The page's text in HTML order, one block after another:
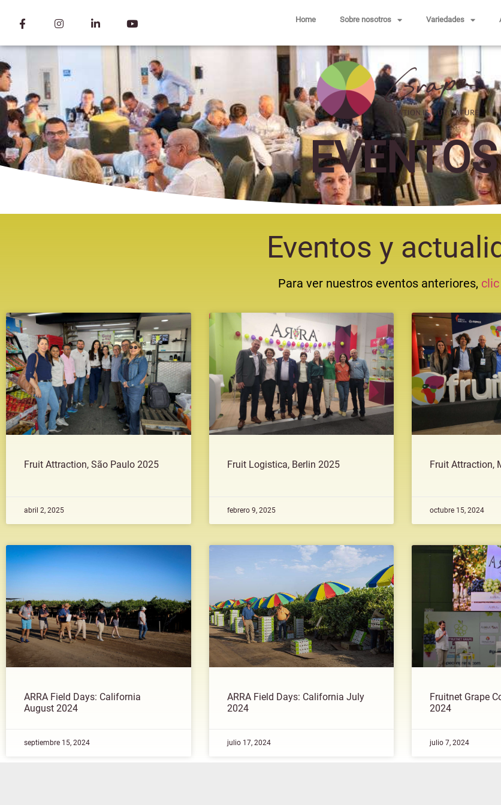
Home Sobre nosotros Variedades
EVENTOS
Eventos y
Para ver nuestros eventos anteriores,
Fruit Attraction, São Paulo 2025
abril 2, 2025
Fruit Logistica, Berlin 2025
febrero 9, 2025
Fruit Attraction,
octubre 15, 2024
ARRA Field Days: California
August 2024
septiembre 15, 2024
ARRA Field Days: California July
2024
julio 17, 2024
Fruitnet Grape
2024
julio 7, 2024